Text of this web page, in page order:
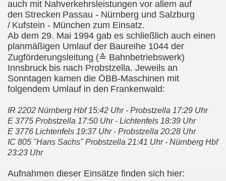
auch mit Nahverkehrsleistungen vor allem auf
den Strecken Passau - Nürnberg und Salzburg
/ Kufstein - München zum Einsatz.
Ab dem 29. Mai 1994 gab es schließlich auch einen
planmäßigen Umlauf der Baureihe 1044 der
Zugförderungsleitung (≙ Bahnbetriebswerk)
Innsbruck bis nach Probstzella. Jeweils an
Sonntagen kamen die ÖBB-Maschinen mit
folgendem Umlauf in den Frankenwald:
IR 2202 Nürnberg Hbf 15:42 Uhr - Probstzella 17:29 Uhr
E 3775 Probstzella 17:50 Uhr - Lichtenfels 18:39 Uhr
E 3776 Lichtenfels 19:37 Uhr - Probstzella 20:28 Uhr
IC 805 "Hans Sachs" Probstzella 21:41 Uhr - Nürnberg Hbf
23:23 Uhr
Aufnahmen dieser Einsätze finden sich hier: